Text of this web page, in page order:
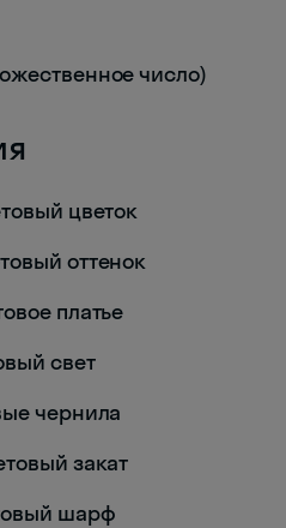
число)
цветок
оттенок
платье
свет
чернила
закат
шарф